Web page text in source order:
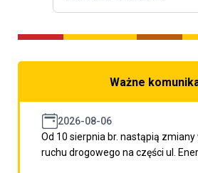
Ważne
2026-08-06
Od 10 sierpnia br. nastąpią
ruchu drogowego na części ul.